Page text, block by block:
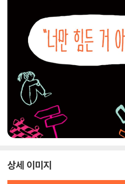
상세 이미지